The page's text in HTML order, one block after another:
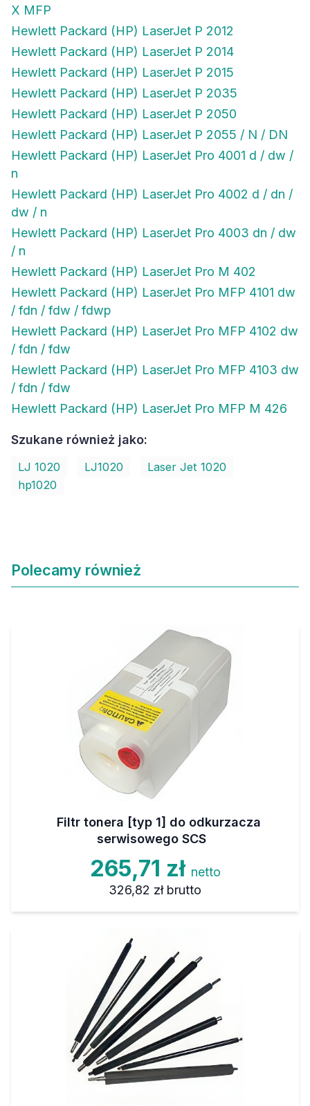
X MFP
Hewlett Packard (HP) LaserJet P 2012
Hewlett Packard (HP) LaserJet P 2014
Hewlett Packard (HP) LaserJet P 2015
Hewlett Packard (HP) LaserJet P 2035
Hewlett Packard (HP) LaserJet P 2050
Hewlett Packard (HP) LaserJet P 2055 / N / DN
Hewlett Packard (HP) LaserJet Pro 4001 d / dw /
n
Hewlett Packard (HP) LaserJet Pro 4002 d / dn /
dw / n
Hewlett Packard (HP) LaserJet Pro 4003 dn / dw
/ n
Hewlett Packard (HP) LaserJet Pro M 402
Hewlett Packard (HP) LaserJet Pro MFP 4101 dw
/ fdn / fdw / fdwp
Hewlett Packard (HP) LaserJet Pro MFP 4102 dw
/ fdn / fdw
Hewlett Packard (HP) LaserJet Pro MFP 4103 dw
/ fdn / fdw
Hewlett Packard (HP) LaserJet Pro MFP M 426
Szukane również jako:
LJ 1020 LJ1020
Laser Jet 1020
hp1020
Polecamy również
Filtr tonera [typ 1] do odkurzacza
serwisowego SCS
265,71 zł netto
326,82 zł brutto